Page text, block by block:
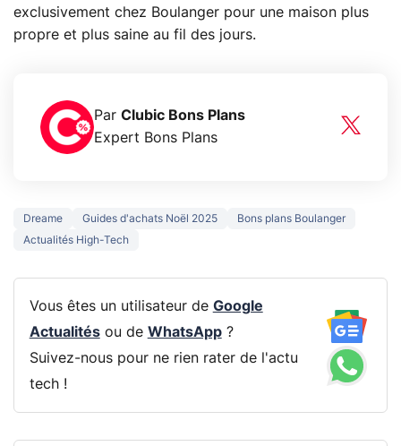
exclusivement chez Boulanger pour une maison plus
propre et plus saine au fil des jours.
Par Clubic Bons Plans
Expert Bons Plans
Dreame Guides d'achats Noël 2025
Bons plans Boulanger
Actualités High-Tech
Vous êtes un utilisateur de Google
Actualitésou de WhatsApp?
Suivez-nous pour ne rien rater de l'actu
tech !